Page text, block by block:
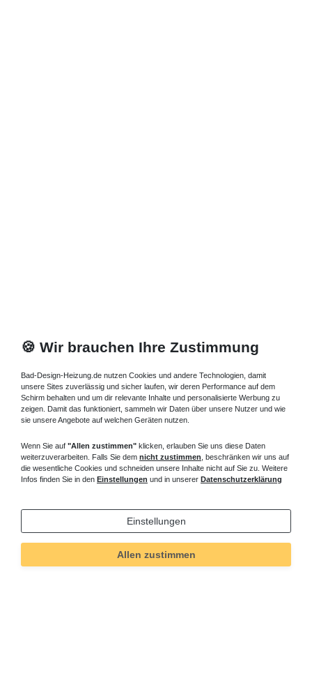
🍪 Wir brauchen Ihre Zustimmung
Bad-Design-Heizung.de nutzen Cookies und andere Technologien, damit
unsere Sites zuverlässig und sicher laufen, wir deren Performance auf dem
Schirm behalten und um dir relevante Inhalte und personalisierte Werbung zu
zeigen. Damit das funktioniert, sammeln wir Daten über unsere Nutzer und wie
sie unsere Angebote auf welchen Geräten nutzen.
Wenn Sie auf "Allen zustimmen" klicken, erlauben Sie uns diese Daten
weiterzuverarbeiten. Falls Sie dem nicht zustimmen , beschränken wir uns auf
die wesentliche Cookies und schneiden unsere Inhalte nicht auf Sie zu. Weitere
Infos finden Sie in den Einstellungen und in unserer Datenschutzerklärung
Einstellungen
Allen zustimmen